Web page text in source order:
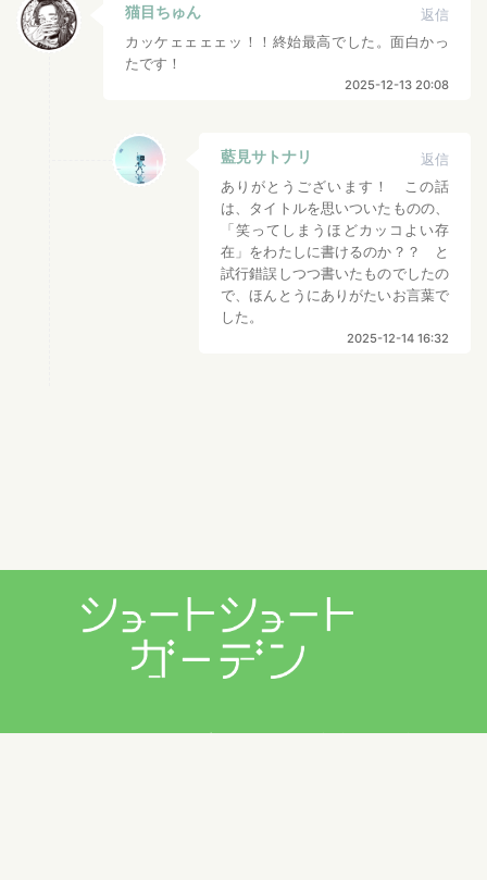
猫目ちゅん
返信
カッケェェェェッ！！終始最高でした。面白かっ
たです！
2025-12-13 20:08
藍見サトナリ
返信
ありがとうございます！ この話
は、タイトルを思いついたものの、
「笑ってしまうほどカッコよい存
在」をわたしに書けるのか？？ と
試行錯誤しつつ書いたものでしたの
で、ほんとうにありがたいお言葉で
した。
2025-12-14 16:32
プライバシーポリシー 利用規約 お問い合わせ